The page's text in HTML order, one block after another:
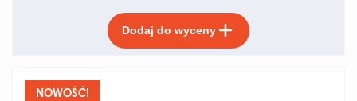
Dodaj do wyceny
produkt
ma
NOWOŚĆ!